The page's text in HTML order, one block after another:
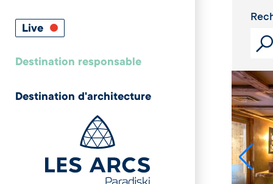
Live
Destination responsable
Destination d'architecture